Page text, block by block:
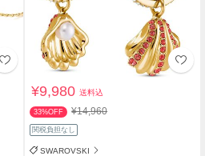
¥9,980送料込
33%OFF ¥14,960
関税負担なし
SWAROVSKI